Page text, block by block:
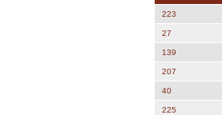
223
27
139
207
40
225